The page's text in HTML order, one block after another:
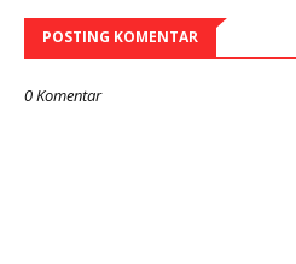
POSTING KOMENTAR
0 Komentar